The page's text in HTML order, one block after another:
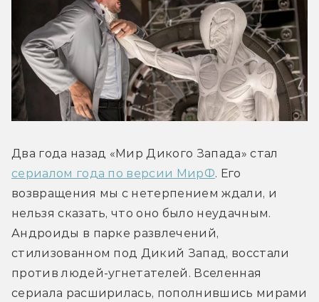
сериалом года по версии МирФ. Его
возвращения мы с нетерпением ждали, и
нельзя сказать, что оно было неудачным.
Андроиды в парке развлечений,
стилизованном под Дикий Запад, восстали
против людей-угнетателей. Вселенная
сериала расширилась, пополнившись мирами